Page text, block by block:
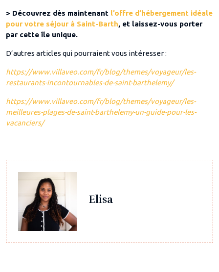
> Découvrez dès maintenant l’offre d’hébergement idéale
pour votre séjour à Saint-Barth, et laissez-vous porter
par cette île unique.
D’autres articles qui pourraient vous intéresser :
https://www.villaveo.com/fr/blog/themes/voyageur/les-
restaurants-incontournables-de-saint-barthelemy/
https://www.villaveo.com/fr/blog/themes/voyageur/les-
meilleures-plages-de-saint-barthelemy-un-guide-pour-les-
vacanciers/
Elisa